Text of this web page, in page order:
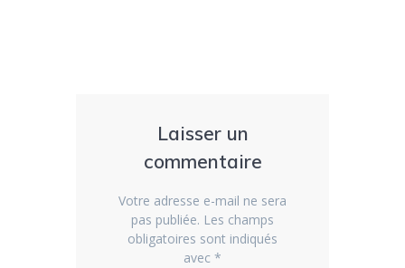
Laisser un
commentaire
Votre adresse e-mail ne sera
pas publiée. Les champs
obligatoires sont indiqués
avec *